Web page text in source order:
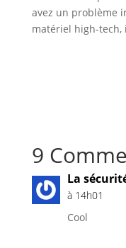
avez un problème
matériel high-
9
La
à 14h01
Cool